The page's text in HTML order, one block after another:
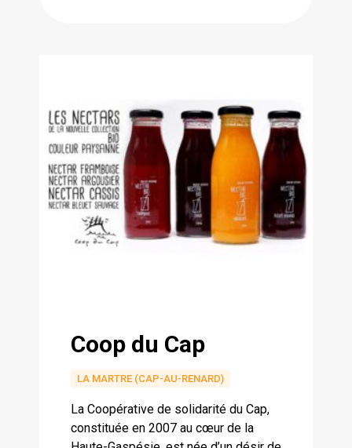
Coop du Cap
LA MARTRE (CAP-AU-RENARD)
La Coopérative de solidarité du Cap,
constituée en 2007 au cœur de la